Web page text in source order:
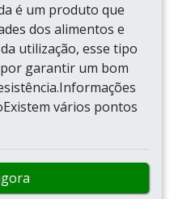
é um produto que
dos alimentos e
utilização, esse tipo
garantir um bom
vários pontos